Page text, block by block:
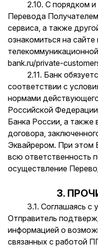
2.10. С порядком
Перевода
сервиса, а также
ознакомиться на
bank.ru/private-
2.11. Банк
соответствии с
нормами
Российской
Банка России, а также
договора,
Эквайрером. При этом
всю ответственность
осуществление
3.
3.1. Соглашаясь с
Отправитель
информацией о
связанных с работой